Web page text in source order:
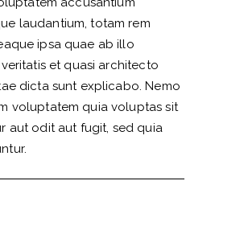
laudantium, totam rem
ipsa quae ab illo
et quasi architecto
dicta sunt explicabo. Nemo
voluptatem quia voluptas sit
aut odit aut fugit, sed quia